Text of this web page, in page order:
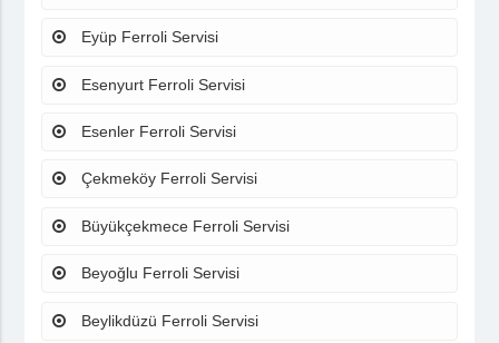
Eyüp Ferroli Servisi
Esenyurt Ferroli Servisi
Esenler Ferroli Servisi
Çekmeköy Ferroli Servisi
Büyükçekmece Ferroli Servisi
Beyoğlu Ferroli Servisi
Beylikdüzü Ferroli Servisi